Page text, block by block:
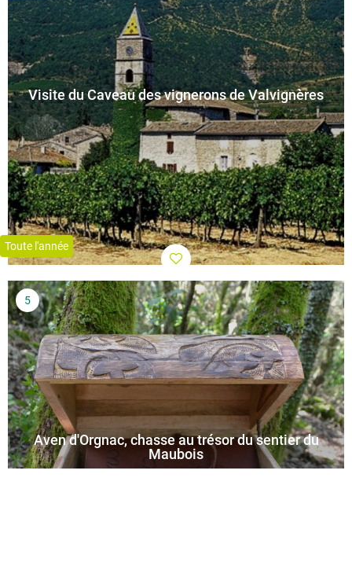
Visite du Caveau des vignerons de Valvignères
Toute l'année
Aven d'Orgnac, chasse au trésor du sentier du
Maubois